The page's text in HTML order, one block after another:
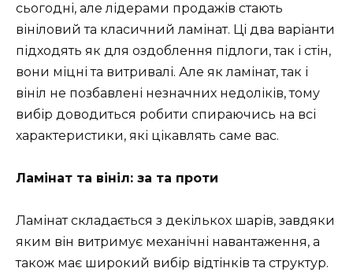
сьогодні, але лідерами продажів стають
вініловий та класичний ламінат. Ці два варіанти
підходять як для оздоблення підлоги, так і стін,
вони міцні та витривалі. Але як ламінат, так і
вініл не позбавлені незначних недоліків, тому
вибір доводиться робити спираючись на всі
характеристики, які цікавлять саме вас.
Ламінат та вініл: за та проти
Ламінат складається з декількох шарів, завдяки
яким він витримує механічні навантаження, а
також має широкий вибір відтінків та структур.